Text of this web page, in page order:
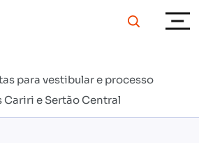
para vestibular e processo
Cariri e Sertão Central